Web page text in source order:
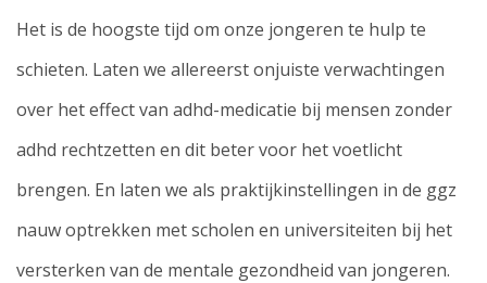
Het is de hoogste tijd om onze jongeren te hulp te
schieten. Laten we allereerst onjuiste verwachtingen
over het effect van adhd-medicatie bij mensen zonder
adhd rechtzetten en dit beter voor het voetlicht
brengen. En laten we als praktijkinstellingen in de ggz
nauw optrekken met scholen en universiteiten bij het
versterken van de mentale gezondheid van jongeren.